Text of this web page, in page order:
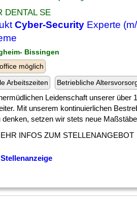
DENTAL SE
Cyber-Security Experte
Bissingen
möglich
Arbeitszeiten
Betriebliche
Leidenschaft unserer über
Mit unserem kontinuierlichen
denken, setzen wir stets neue
INFOS ZUM STELLENANGEBOT